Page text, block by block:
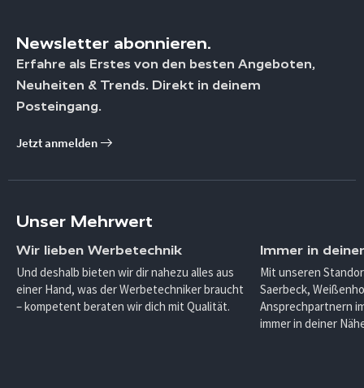
Newsletter abonnieren.
Erfahre als Erstes von den besten Angeboten,
Neuheiten & Trends. Direkt in deinem
Posteingang.
Jetzt anmelden
Unser Mehrwert
Wir lieben Werbetechnik
Und deshalb bieten wir dir nahezu alles aus
einer Hand, was der Werbetechniker braucht
– kompetent beraten wir dich mit Qualität.
Immer in
Mit unseren
Saerbeck,
Ansprechpartnern
immer in deiner